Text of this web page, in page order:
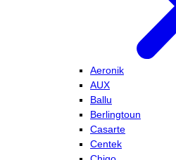
Aeronik
AUX
Ballu
Berlingtoun
Casarte
Centek